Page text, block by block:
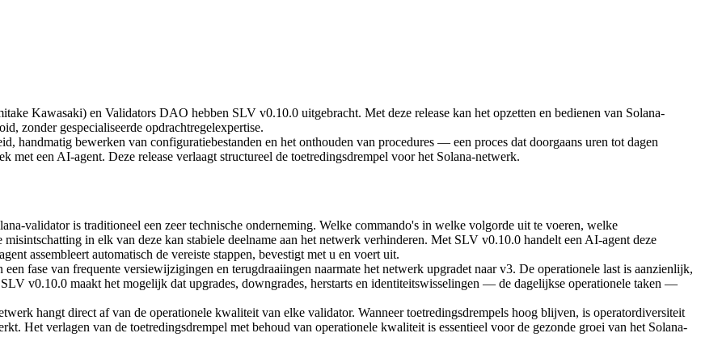
Kawasaki) en Validators DAO hebben SLV v0.10.0 uitgebracht. Met deze release kan het opzetten en bedienen van Solana-
zonder gespecialiseerde opdrachtregelexpertise.
handmatig bewerken van configuratiebestanden en het onthouden van procedures — een proces dat doorgaans uren tot dagen
een AI-agent. Deze release verlaagt structureel de toetredingsdrempel voor het Solana-netwerk.
validator is traditioneel een zeer technische onderneming. Welke commando's in welke volgorde uit te voeren, welke
in elk van deze kan stabiele deelname aan het netwerk verhinderen. Met SLV v0.10.0 handelt een AI-agent deze
assembleert automatisch de vereiste stappen, bevestigt met u en voert uit.
fase van frequente versiewijzigingen en terugdraaiingen naarmate het netwerk upgradet naar v3. De operationele last is aanzienlijk,
v0.10.0 maakt het mogelijk dat upgrades, downgrades, herstarts en identiteitswisselingen — de dagelijkse operationele taken —
hangt direct af van de operationele kwaliteit van elke validator. Wanneer toetredingsdrempels hoog blijven, is operatordiversiteit
Het verlagen van de toetredingsdrempel met behoud van operationele kwaliteit is essentieel voor de gezonde groei van het Solana-